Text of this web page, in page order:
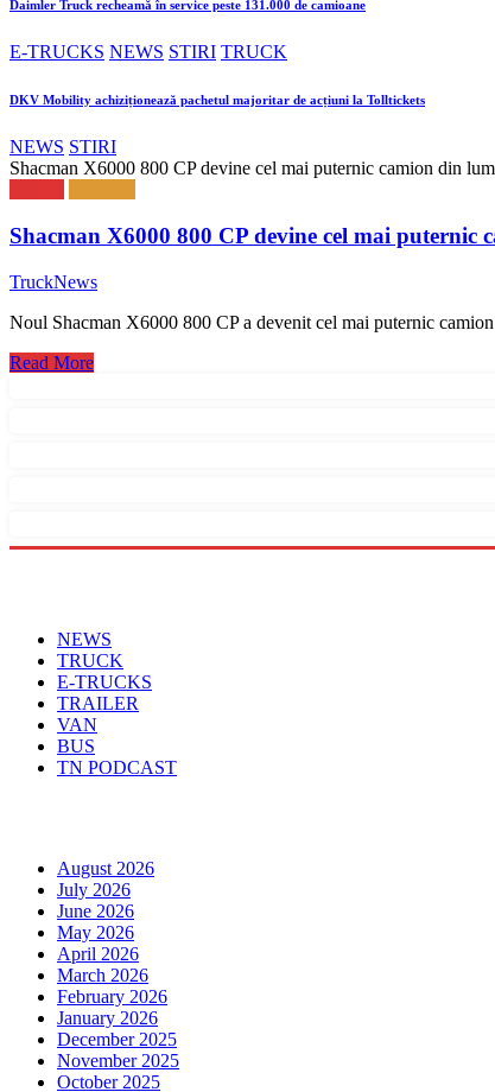
Daimler Truck recheamă în service peste 131.000 de camioane
E-TRUCKS NEWS STIRI TRUCK
DKV Mobility achiziționează pachetul majoritar de acțiuni la Tolltickets
NEWS STIRI
Shacman X6000 800 CP devine cel mai puternic camion din
Shacman X6000 800 CP devine cel mai puternic
TruckNews
Noul Shacman X6000 800 CP a devenit cel mai puternic
Read More
NEWS
TRUCK
E-TRUCKS
TRAILER
VAN
BUS
TN PODCAST
August 2026
July 2026
June 2026
May 2026
April 2026
March 2026
February 2026
January 2026
December 2025
November 2025
October 2025